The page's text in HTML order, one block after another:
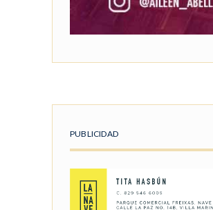
PUBLICIDAD